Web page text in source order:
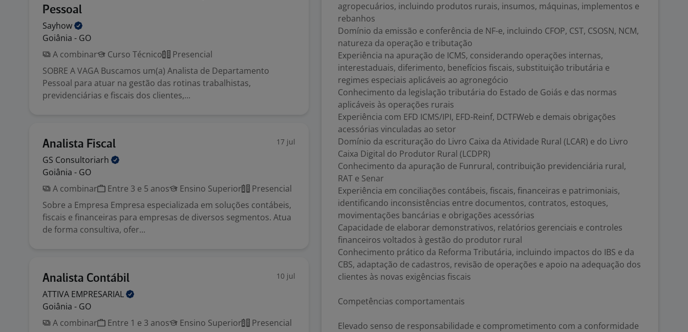
Pessoal
Sayhow
Goiânia - GO
A combinar
Curso Técnico
Presencial
SOBRE A VAGA Buscamos um(a) Analista de Departamento
Pessoal para atuar na gestão das rotinas trabalhistas,
previdenciárias e fiscais dos clientes,...
Analista Fiscal 17 jul
GS Consultoriarh
Goiânia - GO
A combinar
Entre 3 e 5 anos Ensino Superior
Presencial
Sobre a Empresa Empresa especializada em soluções contábeis,
fiscais e financeiras para empresas de diversos segmentos. Atua
de forma consultiva, ofer...
Analista Contábil 10 jul
ATTIVA EMPRESARIAL
Goiânia - GO
A combinar
Entre 1 e 3 anos Ensino Superior
Presencial
agropecuários, incluindo produtos rurais, insumos, máquinas, implementos e
rebanhos
Domínio da emissão e conferência de NF-e, incluindo CFOP, CST, CSOSN, NCM,
natureza da operação e tributação
Experiência na apuração de ICMS, considerando operações internas,
interestaduais, diferimento, benefícios fiscais, substituição tributária e
regimes especiais aplicáveis ao agronegócio
Conhecimento da legislação tributária do Estado de Goiás e das normas
aplicáveis às operações rurais
Experiência com EFD ICMS/IPI, EFD-Reinf, DCTFWeb e demais obrigações
acessórias vinculadas ao setor
Domínio da escrituração do Livro Caixa da Atividade Rural (LCAR) e do Livro
Caixa Digital do Produtor Rural (LCDPR)
Conhecimento da apuração de Funrural, contribuição previdenciária rural,
RAT e Senar
Experiência em conciliações contábeis, fiscais, financeiras e patrimoniais,
identificando inconsistências entre documentos, contratos, estoques,
movimentações bancárias e obrigações acessórias
Capacidade de elaborar demonstrativos, relatórios gerenciais e controles
financeiros voltados à gestão do produtor rural
Conhecimento prático da Reforma Tributária, incluindo impactos do IBS e da
CBS, adaptação de cadastros, revisão de operações e apoio na adequação dos
clientes às novas exigências fiscais
Competências comportamentais
Elevado senso de responsabilidade e comprometimento com a conformidade